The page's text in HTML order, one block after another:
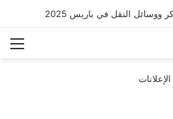
النقل في باريس 2025
الإعلانات